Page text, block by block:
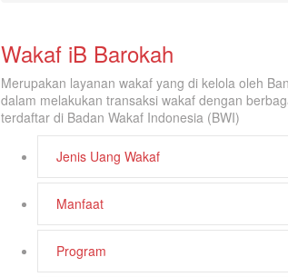
Wakaf iB Barokah
Merupakan layanan wakaf yang di kelola oleh
dalam melakukan transaksi wakaf dengan
terdaftar di Badan Wakaf Indonesia (BWI)
Jenis Uang Wakaf
Manfaat
Program